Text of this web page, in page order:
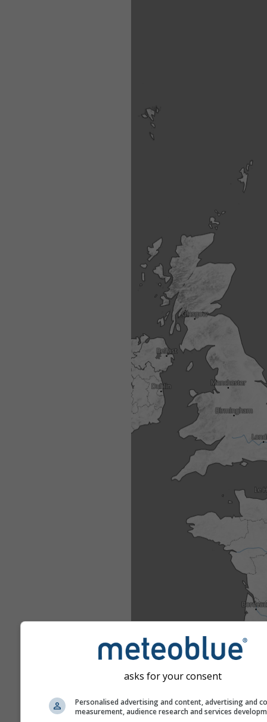
asks for your consent
Personalised advertising and content, advertising and
measurement, audience research and services